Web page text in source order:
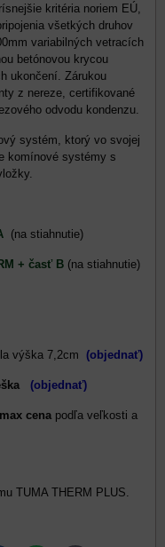
kritéria noriem EÚ,
všetkých druhov
variabilných vetracích
betónovou krycou
ukončení. Zárukou
z nereze, certifikované
odvodu kondenzu.
systém, ktorý vo svojej
komínové systémy s
(na stiahnutie)
+ časť B (na stiahnutie)
výška 7,2cm (objednať)
(objednať)
cena podľa veľkosti a
TUMA THERM PLUS.